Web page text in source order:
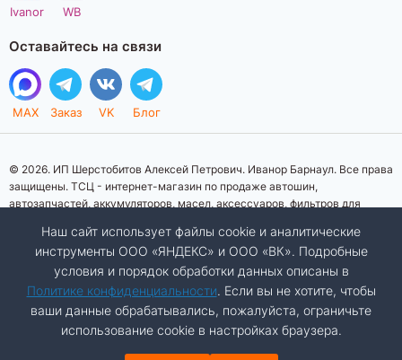
Ivanor WB
Оставайтесь на связи
MAX Заказ VK Блог
© 2026. ИП Шерстобитов Алексей Петрович. Иванор Барнаул. Все права
защищены. ТСЦ - интернет-магазин по продаже автошин,
автозапчастей, аккумуляторов, масел, аксессуаров, фильтров для
информационный характер. Представленная информация о товарах, их
стоимости, характеристик, фото, наличия на складе ни при каких
условиях не является публичной офертой, определяемой положениями
Статьи 437 (2) Гражданского кодекса Российской Федерации.
Изображения товаров на фотографиях, представленных на сайте, могут
отличаться от оригиналов. Копирование материалов сайта запрещено.
Наш сайт использует файлы cookie и аналитические
инструменты ООО «ЯНДЕКС» и ООО «ВК». Подробные
условия и порядок обработки данных описаны в
Политике конфиденциальности. Если вы не хотите, чтобы
ваши данные обрабатывались, пожалуйста, ограничьте
использование cookie в настройках браузера.